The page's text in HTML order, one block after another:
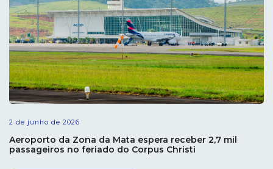
2 de junho de 2026
Aeroporto da Zona da Mata espera receber 2,7 mil
passageiros no feriado do Corpus Christi